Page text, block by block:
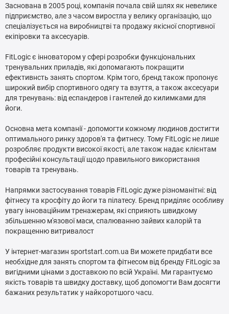
Заснована в 2005 році, компанія почала свій шлях як невелике
підприємство, але з часом виростла у велику організацію, що
спеціалізується на виробництві та продажу якісної спортивної
екіпіровки та аксесуарів.
FitLogic є інноватором у сфері розробки функціональних
тренувальних приладів, які допомагають покращити
ефективнсть занять спортом. Крім того, бренд також пропонує
широкий вибір спортивного одягу та взуття, а також аксесуари
для тренувань: від еспандеров і гантелей до килимками для
йоги.
Основна мета компанії - допомогти кожному людинов достигти
оптимального ринку здоров'я та фитнесу. Тому FitLogic не лише
розробляє продукти високої якості, але також надає клієнтам
професійні консультації щодо правильного використання
товарів та тренувань.
Напрямки застосування товарів FitLogic дуже різноманітні: від
фітнесу та кросфіту до йоги та пілатесу. Бренд приділяє особливу
увагу інноваційним тренажерам, які сприяють швидкому
збільшенню м'язової маси, спалюванню зайвих калорій та
покращенню витривалост
У інтернет-магазин sportstart.com.ua Ви можете придбати все
необхiдне для занять спортом та фiтнесом вiд бренду FitLogic за
вигiдними цiнами з доставкою по всiй Українi. Ми гарантуємо
якiсть товарiв та швидку доставку, щоб допомогти Вам досягти
бажаних результатик у найкоротшого часu.